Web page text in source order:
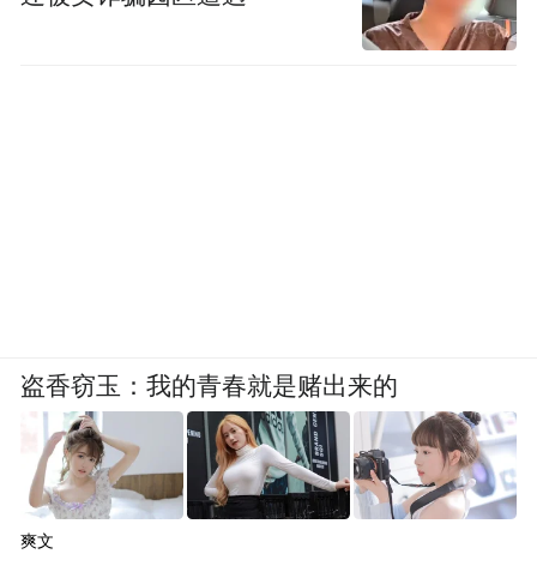
盗香窃玉：我的青春就是赌出来的
爽文